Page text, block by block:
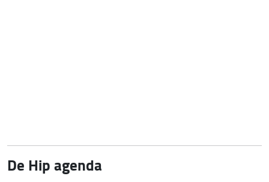
De Hip agenda